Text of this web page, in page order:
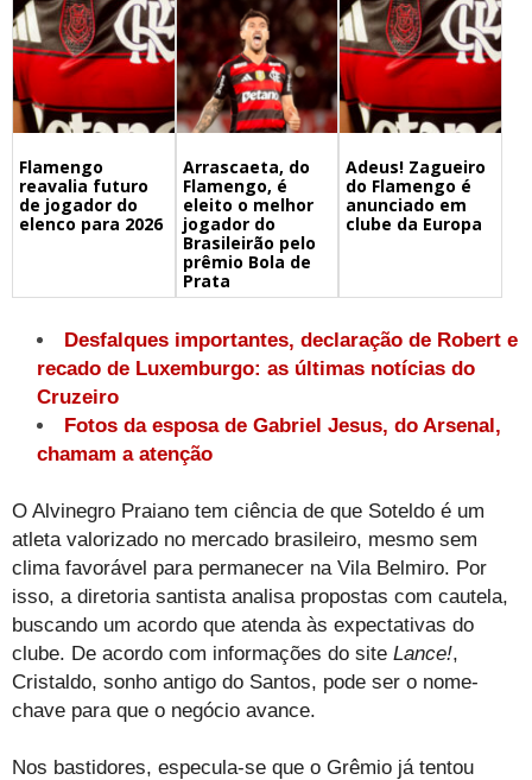
Flamengo
reavalia futuro
de jogador do
elenco para 2026
Arrascaeta, do
Flamengo, é
eleito o melhor
jogador do
Brasileirão pelo
prêmio Bola de
Prata
Adeus! Zagueiro
do Flamengo é
anunciado em
clube da Europa
Desfalques importantes, declaração de Robert e
recado de Luxemburgo: as últimas notícias do
Cruzeiro
Fotos da esposa de Gabriel Jesus, do Arsenal,
chamam a atenção
O Alvinegro Praiano tem ciência de que Soteldo é um
atleta valorizado no mercado brasileiro, mesmo sem
clima favorável para permanecer na Vila Belmiro. Por
isso, a diretoria santista analisa propostas com cautela,
buscando um acordo que atenda às expectativas do
clube. De acordo com informações do site Lance!,
Cristaldo, sonho antigo do Santos, pode ser o nome-
chave para que o negócio avance.
Nos bastidores, especula-se que o Grêmio já tentou